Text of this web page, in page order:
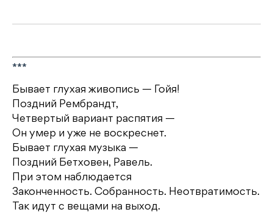
***
Бывает глухая живопись — Гойя!
Поздний Рембрандт,
Четвертый вариант распятия —
Он умер и уже не воскреснет.
Бывает глухая музыка —
Поздний Бетховен, Равель.
При этом наблюдается
Законченность. Собранность. Неотвратимость.
Так идут с вещами на выход.